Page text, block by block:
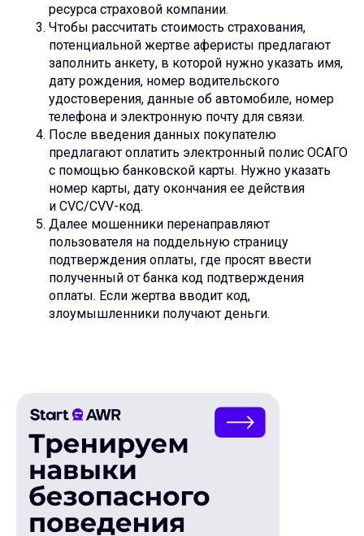
ресурса страховой компании.
Чтобы рассчитать стоимость страхования,
потенциальной жертве аферисты предлагают
заполнить анкету, в которой нужно указать имя,
дату рождения, номер водительского
удостоверения, данные об автомобиле, номер
телефона и электронную почту для связи.
После введения данных покупателю
предлагают оплатить электронный полис ОСАГО
с помощью банковской карты. Нужно указать
номер карты, дату окончания ее действия
и CVC/CVV-код.
Далее мошенники перенаправляют
пользователя на поддельную страницу
подтверждения оплаты, где просят ввести
полученный от банка код подтверждения
оплаты. Если жертва вводит код,
злоумышленники получают деньги.